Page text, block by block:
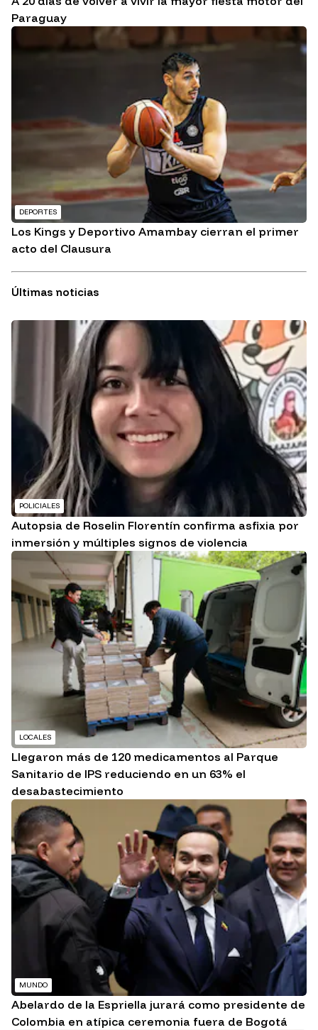
Paraguay
DEPORTES
Los Kings y Deportivo Amambay cierran el primer
acto del Clausura
Últimas noticias
POLICIALES
Autopsia de Roselin Florentín confirma asfixia por
inmersión y múltiples signos de violencia
LOCALES
Llegaron más de 120 medicamentos al Parque
Sanitario de IPS reduciendo en un 63% el
desabastecimiento
MUNDO
Abelardo de la Espriella jurará como presidente de
Colombia en atípica ceremonia fuera de Bogotá